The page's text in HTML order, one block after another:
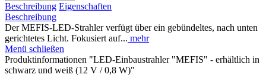
Beschreibung Eigenschaften
Beschreibung
Der MEFIS-LED-Strahler verfügt über ein gebündeltes, nach unten
gerichtetes Licht. Fokusiert auf... mehr
Menü schließen
Produktinformationen "LED-Einbaustrahler "MEFIS" - erhältlich in
schwarz und weiß (12 V / 0,8 W)"